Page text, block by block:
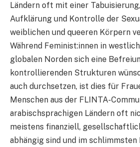
Ländern oft mit einer
Aufklärung und Kontrolle der
weiblichen und queeren Körpern
Während Feminist:innen in
globalen Norden sich eine
kontrollierenden Strukturen
auch durchsetzen, ist dies für
Menschen aus der FLINTA-
arabischsprachigen Ländern oft
meistens finanziell,
abhängig sind und im